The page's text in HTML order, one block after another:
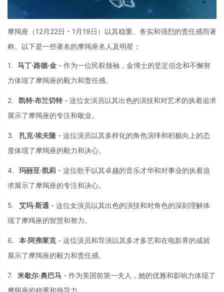
摩羯座（12月22日 - 1月19日）以其稳重、 务实和强烈的责任感而著
称。 以下是一些著名的摩羯座名人及明星 ：
1. 马丁·路德·金 - 作为一位民权领袖， 金博士的坚定信念和不懈努
力体现了摩羯座的毅力和责任感。
2. 凯特·布兰切特 - 这位女演员以其出色的演技和对艺术的执着追求
展示了摩羯座的专注和敬业。
3. 扎克·埃夫隆 - 这位演员以其多样化的角色演绎和积极向上的态
度体现了摩羯座的毅力和决心。
4. 玛丽亚·凯莉 - 这位歌手以其卓越的音乐才华和对事业的执着追
求展示了摩羯座的专注和决心。
5. 艾玛·斯通 - 这位女演员以其出色的演技和对角色的深刻理解体
现了摩羯座的智慧和努力。
6. 本·阿弗莱克 - 这位演员和导演以其多才多艺和在电影界的成就
展示了摩羯座的毅力和责任感。
7. 米歇尔·奥巴马 - 作为美国前第一夫人， 她的优雅和影响力体现了